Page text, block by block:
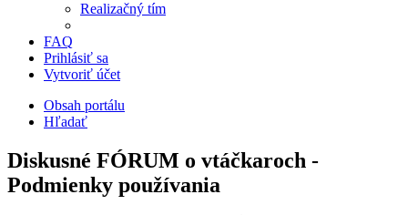
Realizačný tím
FAQ
Prihlásiť sa
Vytvoriť účet
Obsah portálu
Hľadať
Diskusné FÓRUM o vtáčkaroch -
Podmienky používania